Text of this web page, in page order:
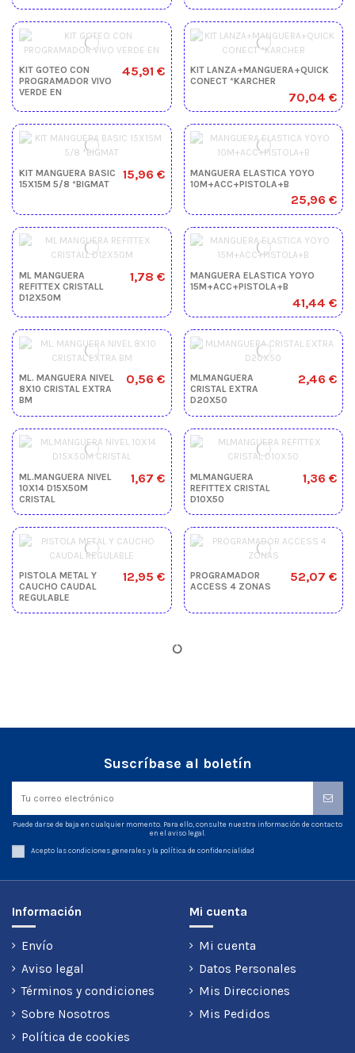
KIT GOTEO CON
PROGRAMADOR VIVO
VERDE EN
45,91 €
KIT LANZA+MANGUERA+QUICK
CONECT *KARCHER
70,04 €
KIT MANGUERA BASIC
15X15M 5/8 *BIGMAT
15,96 €
MANGUERA ELASTICA YOYO
10M+ACC+PISTOLA+B
25,96 €
ML MANGUERA
REFITTEX CRISTALL
D12X50M
1,78 €
MANGUERA ELASTICA YOYO
15M+ACC+PISTOLA+B
41,44 €
ML. MANGUERA NIVEL
8X10 CRISTAL EXTRA
BM
0,56 €
MLMANGUERA
CRISTAL EXTRA
D20X50
2,46 €
ML.MANGUERA NIVEL
10X14 D15X50M
CRISTAL
1,67 €
MLMANGUERA
REFITTEX CRISTAL
D10X50
1,36 €
PISTOLA METAL Y
CAUCHO CAUDAL
REGULABLE
12,95 €
PROGRAMADOR
ACCESS 4 ZONAS
52,07 €
Suscríbase al boletín
Puede darse de baja en cualquier momento. Para ello, consulte nuestra información de contacto
en el aviso legal.
Acepto las condiciones generales y la política de confidencialidad
Información
Envío
Aviso legal
Términos y condiciones
Sobre Nosotros
Política de cookies
Mi cuenta
Mi cuenta
Datos Personales
Mis Direcciones
Mis Pedidos